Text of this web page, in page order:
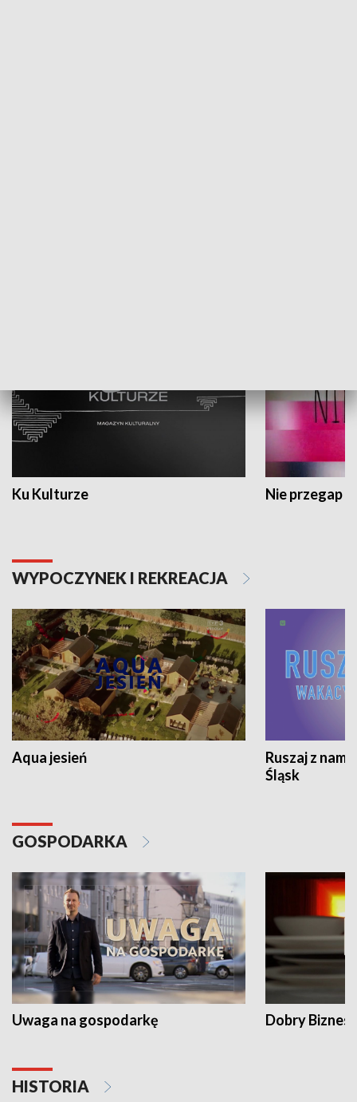
Ku Kulturze Nie przegap
WYPOCZYNEK I REKREACJA
Aqua jesień
Ruszaj z
Śląsk
GOSPODARKA
Uwaga na gospodarkę Dobry Biznes
HISTORIA